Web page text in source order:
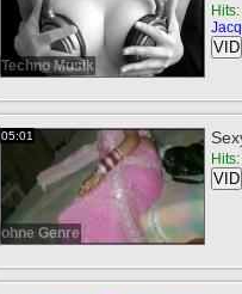
Techno Musik
VID
05:01
ohne Genre
VID